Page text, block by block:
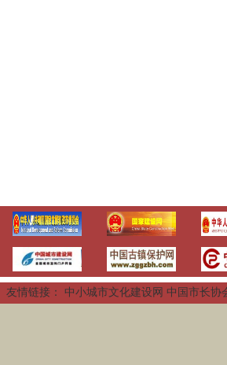
友情链接： 中小城市文化建设网 中国市长协